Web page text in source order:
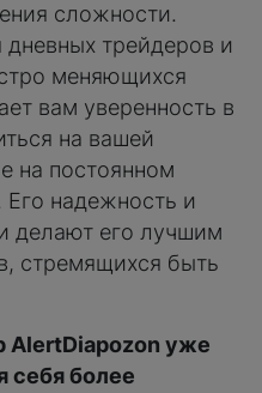
сложности.
трейдеров и
меняющихся
вам уверенность в
на вашей
на постоянном
надежность и
делают его лучшим
стремящихся быть
AlertDiapozon уже
себя более